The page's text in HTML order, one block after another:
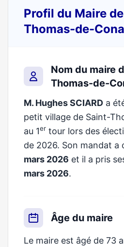
Profil du Maire
Thomas-de-
Nom du maire
Thomas-de-
M. Hughes SCIARD a
petit village de Saint-
au 1er tour lors des
de 2026. Son mandat a
mars 2026 et il a pris
mars 2026.
Âge du maire
Le maire est âgé de 73